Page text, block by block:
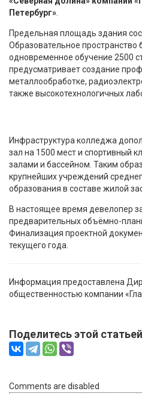
Петербург»
Предельная площадь здания
Образовательное пространство
одновременное обучение 2500
предусматривает создание
металлообработке,
также высокотехнологичных
Инфраструктура колледжа
зал на 1500 мест и спортивный
залами и бассейном. Таким
крупнейших учреждений
образования в составе жилой
В настоящее время девелопер
предварительных объёмно-
Финализация проектной
текущего года.
Информация предоставлена
общественностью компании
Поделитесь этой
Comments are disabled